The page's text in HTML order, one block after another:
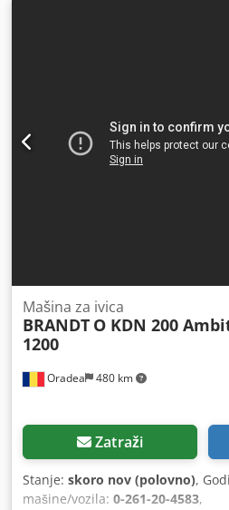
Oradea 480 km
Mašina za ivica
BRANDT O KDN 200
1200
Zatraži
Stanje: skoro nov (polovno),
mašine/vozila: 0-261-20-4583,